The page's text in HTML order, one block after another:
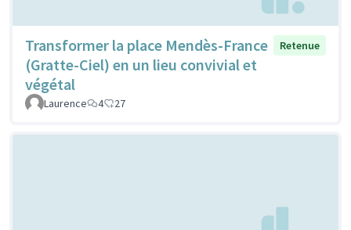
Transformer la place Mendès-France
(Gratte-Ciel) en un lieu convivial et
végétal
Retenue
Laurence 4 27